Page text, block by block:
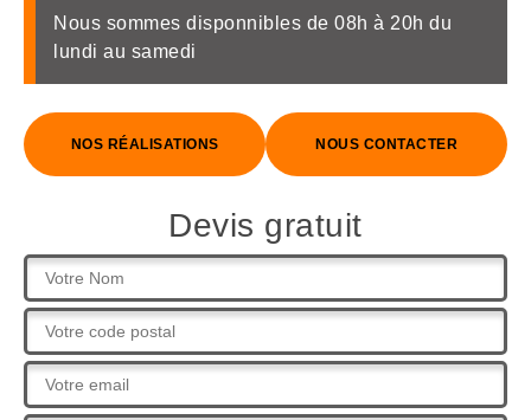
Nous sommes disponnibles de 08h à 20h du
lundi au samedi
NOS RÉALISATIONS NOUS CONTACTER
Devis gratuit